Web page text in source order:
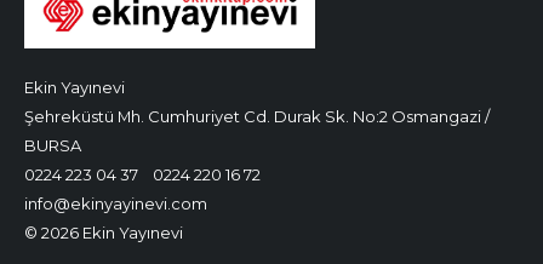
Ekin Yayınevi
Şehreküstü Mh. Cumhuriyet Cd. Durak Sk. No:2 Osmangazi /
BURSA
0224 223 04 37
0224 220 16 72
info@ekinyayinevi.com
© 2026 Ekin Yayınevi